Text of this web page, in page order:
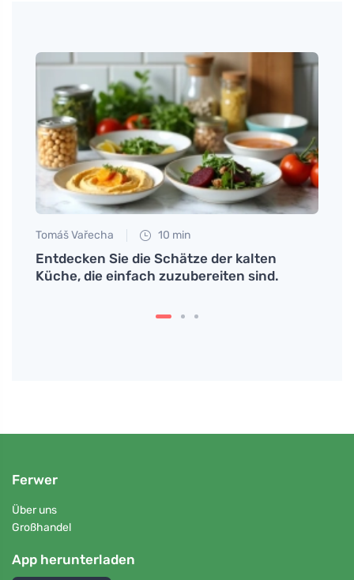
Tomáš Vařecha 10 min
Entdecken Sie die Schätze der kalten
Küche, die einfach zuzubereiten sind.
Ferwer
Über uns
Großhandel
App herunterladen